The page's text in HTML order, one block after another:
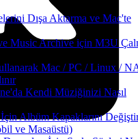
Dışa Aktarma ve Mac'te
Music Archive için M3U
Mac / PC / Linux /
Kendi Müziğinizi Nasıl
Albüm Kapaklarını
ve Masaüstü)